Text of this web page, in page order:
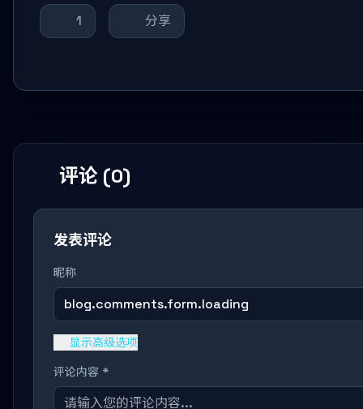
1 分享
评论 (0)
发表评论
昵称
blog.comments.form.loading
显示高级选项
评论内容 *